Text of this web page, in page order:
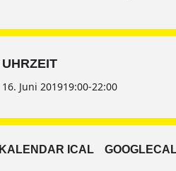
UHRZEIT
16. Juni 201919:00-22:00
KALENDAR ICAL